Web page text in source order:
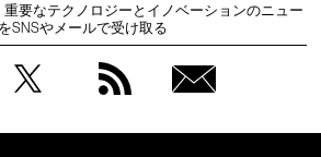
重要なテクノロジーとイノベーションのニュー
SNSやメールで受け取る